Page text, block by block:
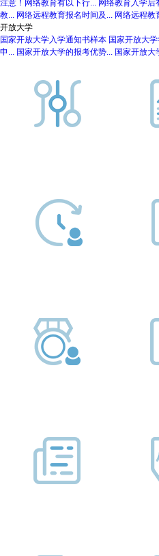
注意！网络教育有以下行... 网络教育入学后
教... 网络远程教育报名时间及... 网络远程教
开放大学
国家开放大学入学通知书样本 国家开放大
申... 国家开放大学的报考优势... 国家开放大